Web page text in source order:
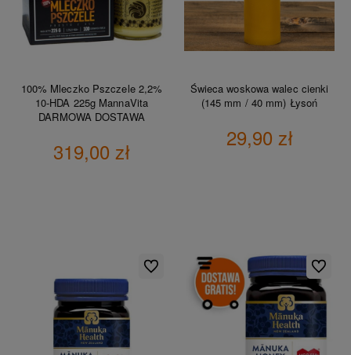
100% Mleczko Pszczele 2,2%
10-HDA 225g MannaVita
DARMOWA DOSTAWA
319,00 zł
Świeca woskowa walec cienki
(145 mm / 40 mm) Łysoń
29,90 zł
Do ulubionych Do